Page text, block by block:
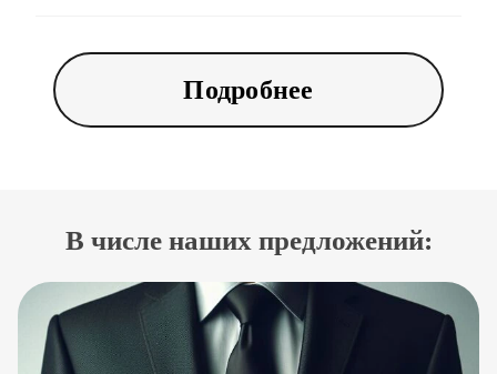
Подробнее
В числе наших предложений: